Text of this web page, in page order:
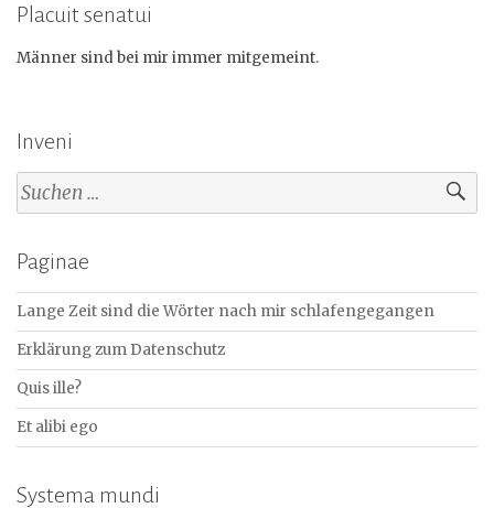
Placuit senatui
Männer sind bei mir immer mitgemeint.
Inveni
Suchen
nach:
Paginae
Lange Zeit sind die Wörter nach mir schlafengegangen
Erklärung zum Datenschutz
Quis ille?
Et alibi ego
Systema mundi